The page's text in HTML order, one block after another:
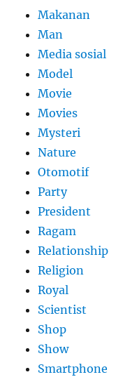
Makanan
Man
Media sosial
Model
Movie
Movies
Mysteri
Nature
Otomotif
Party
President
Ragam
Relationship
Religion
Royal
Scientist
Shop
Show
Smartphone